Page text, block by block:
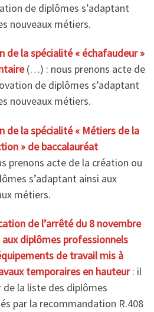
de diplômes s’adaptant
nouveaux métiers.
de la spécialité « échafaudeur »
(…) : nous prenons acte de
de diplômes s’adaptant
nouveaux métiers.
de la spécialité « Métiers de la
» de baccalauréat
prenons acte de la création ou
s’adaptant ainsi aux
métiers.
de l’arrêté du 8 novembre
diplômes professionnels
de travail mis à
temporaires en hauteur: il
de la liste des diplômes
par la recommandation R.408